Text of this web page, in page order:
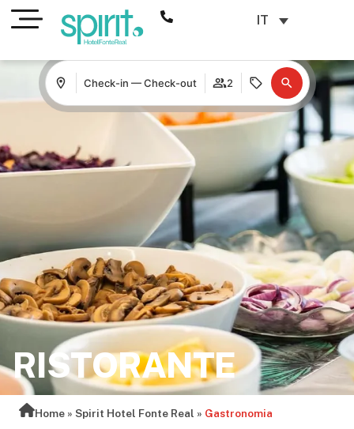
IT
Check-in — Check-out 2
RISTORANTE
Home »Spirit Hotel Fonte Real » Gastronomia